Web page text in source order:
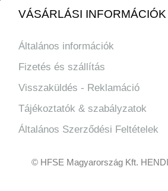
VÁSÁRLÁSI INFORMÁCIÓK
Általános információk
Fizetés és szállítás
Visszaküldés - Reklamáció
Tájékoztatók & szabályzatok
Általános Szerződési Feltételek
© HFSE Magyarország Kft.